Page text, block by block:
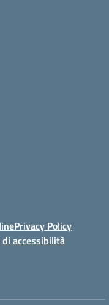
Privacy Policy
accessibilità